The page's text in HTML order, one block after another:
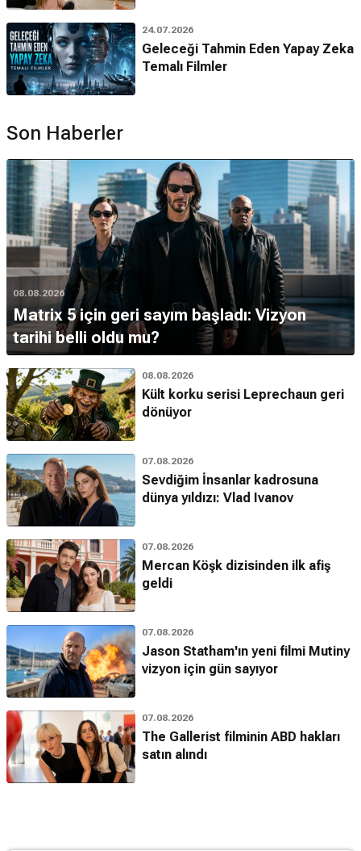
24.07.2026
Geleceği Tahmin Eden Yapay Zeka
Temalı Filmler
Son Haberler
08.08.2026
Matrix 5 için geri sayım başladı: Vizyon
tarihi belli oldu mu?
08.08.2026
Kült korku serisi Leprechaun geri
dönüyor
07.08.2026
Sevdiğim İnsanlar kadrosuna
dünya yıldızı: Vlad Ivanov
07.08.2026
Mercan Köşk dizisinden ilk afiş
geldi
07.08.2026
Jason Statham'ın yeni filmi Mutiny
vizyon için gün sayıyor
07.08.2026
The Gallerist filminin ABD hakları
satın alındı